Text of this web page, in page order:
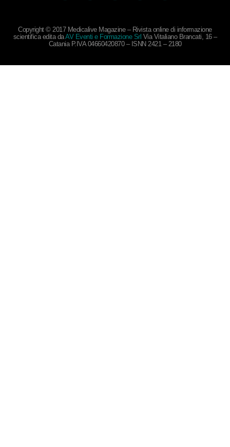
Copyright © 2017 Medicalive Magazine – Rivista online di informazione
scientifica edita daAV Eventi e Formazione Srl Via Vitaliano Brancati, 16 –
Catania P.IVA 04660420870 – ISNN 2421 – 2180